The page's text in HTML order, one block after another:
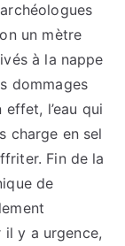
un mètre
à la nappe
dommages
l’eau qui
charge en sel
Fin de la
de
il y a urgence,